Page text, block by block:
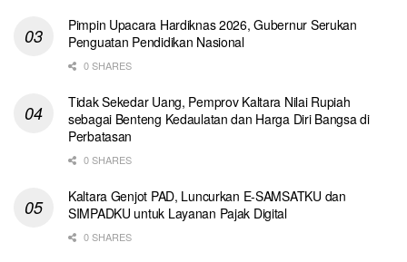
Pimpin Upacara Hardiknas 2026, Gubernur Serukan
Penguatan Pendidikan Nasional
0 SHARES
Tidak Sekedar Uang, Pemprov Kaltara Nilai Rupiah
sebagai Benteng Kedaulatan dan Harga Diri Bangsa di
Perbatasan
0 SHARES
Kaltara Genjot PAD, Luncurkan E-SAMSATKU dan
SIMPADKU untuk Layanan Pajak Digital
0 SHARES